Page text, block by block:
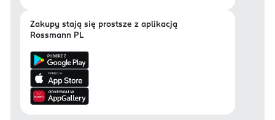
Zakupy stają się prostsze z aplikacją
Rossmann PL